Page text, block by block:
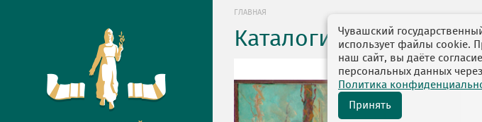
ГЛАВНАЯ
Каталоги выставок
Чувашский
использует файлы cookie.
наш сайт, вы даёте
персональных данных
Политика
Принять